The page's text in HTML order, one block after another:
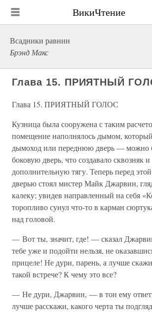
ВикиЧтение
Всадники равнин
Брэнд Макс
Глава 15. ПРИЯТНЫЙ
Глава 15. ПРИЯТНЫЙ ГОЛОС
Кузница была сооружена с таким
помещение наполнялось дымом,
дымоход или переднюю дверь — можно
боковую дверь, что создавало сквозняк и
дополнительную тягу. Теперь перед
дверью стоял мистер Майк Джарвин,
калеку; увидев направленный на себя
торопливо сунул что-то в карман
над головой.
— Вот ты, значит, где! — сказал
тебе уже и подойти нельзя, не
прицеле! Не дури, парень, а лучше
такой встрече? К чему это все?
— Не дури, Джарвин, — в тон ему
лучше расскажи, какого черта ты